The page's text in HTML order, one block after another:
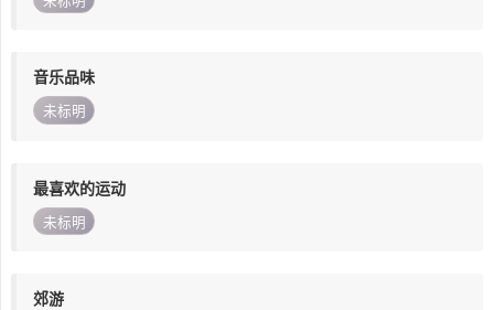
音乐品味
未标明
最喜欢的运动
未标明
郊游